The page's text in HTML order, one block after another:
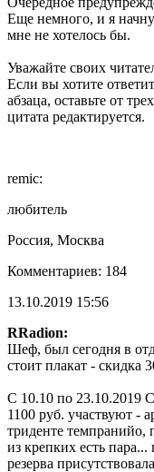
Еще немного, и я
мне не хотелось бы.
Уважайте своих
Если вы хотите
абзаца, оставьте от
цитата редактируется.
remic:
любитель
Россия, Москва
Комментариев: 184
13.10.2019 15:56
RRadion:
Шеф, был сегодня в
стоит плакат - скидка
С 10.10 по 23.10.2019
1100 руб. участвуют -
триденте темпранийо,
из крепких есть пара...
резерва